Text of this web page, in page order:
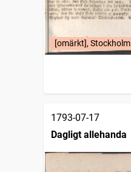
[omärkt], Stockholm
1793-07-17
Dagligt allehanda